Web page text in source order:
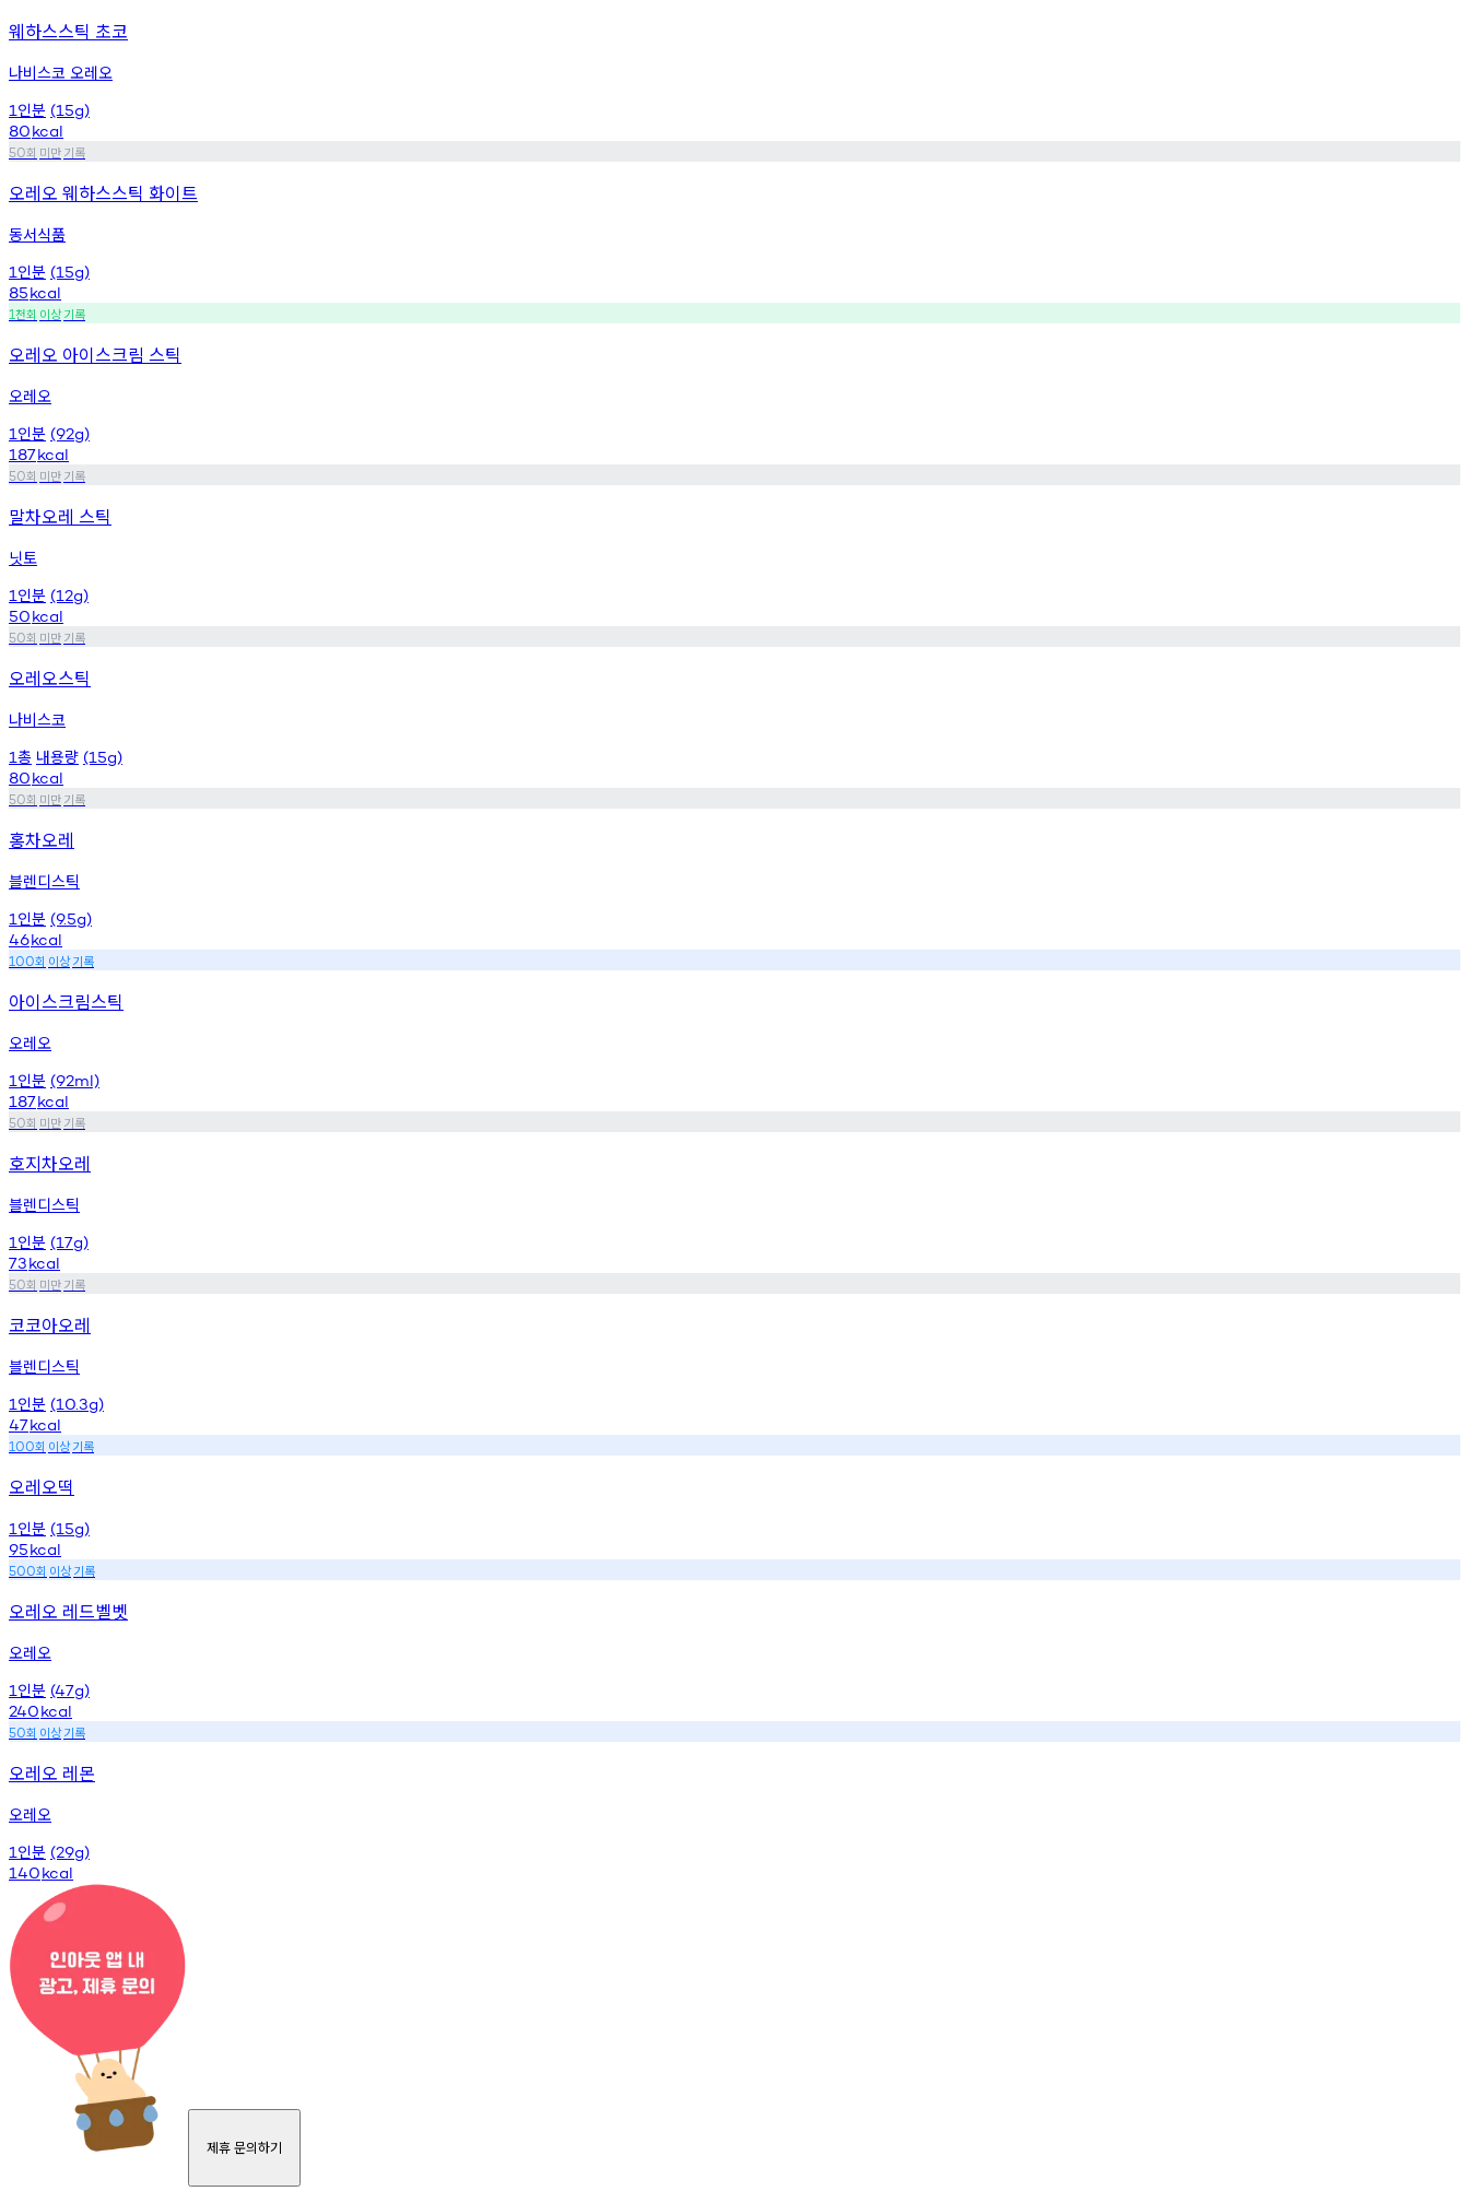
웨하스스틱 초코
나비스코 오레오
1 인분 (15g)
80kcal
50회 미만기록
오레오 웨하스스틱 화이트
동서식품
1 인분 (15g)
85kcal
1천회 이상기록
오레오 아이스크림 스틱
오레오
1 인분 (92g)
187kcal
50회 미만기록
말차오레 스틱
닛토
1 인분 (12g)
50kcal
50회 미만기록
오레오스틱
나비스코
1총 내용량 (15g)
80kcal
50회 미만기록
홍차오레
블렌디스틱
1 인분 (9.5g)
46kcal
100회 이상기록
아이스크림스틱
오레오
1 인분 (92ml)
187kcal
50회 미만기록
호지차오레
블렌디스틱
1 인분 (17g)
73kcal
50회 미만기록
코코아오레
블렌디스틱
1 인분 (10.3g)
47kcal
100회 이상기록
오레오떡
1 인분 (15g)
95kcal
500회 이상기록
오레오 레드벨벳
오레오
1 인분 (47g)
240kcal
50회 이상기록
오레오 레몬
오레오
1 인분 (29g)
140kcal
제휴 문의하기